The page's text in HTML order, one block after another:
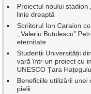
Proiectul noului stadion
linie dreaptă
Scriitorul Ion Caraion
,,Valeriu Butulescu”
eternitate
Studenții Universității
vară într-un proiect cu
UNESCO Țara
Beneficiile utilizării
pielii